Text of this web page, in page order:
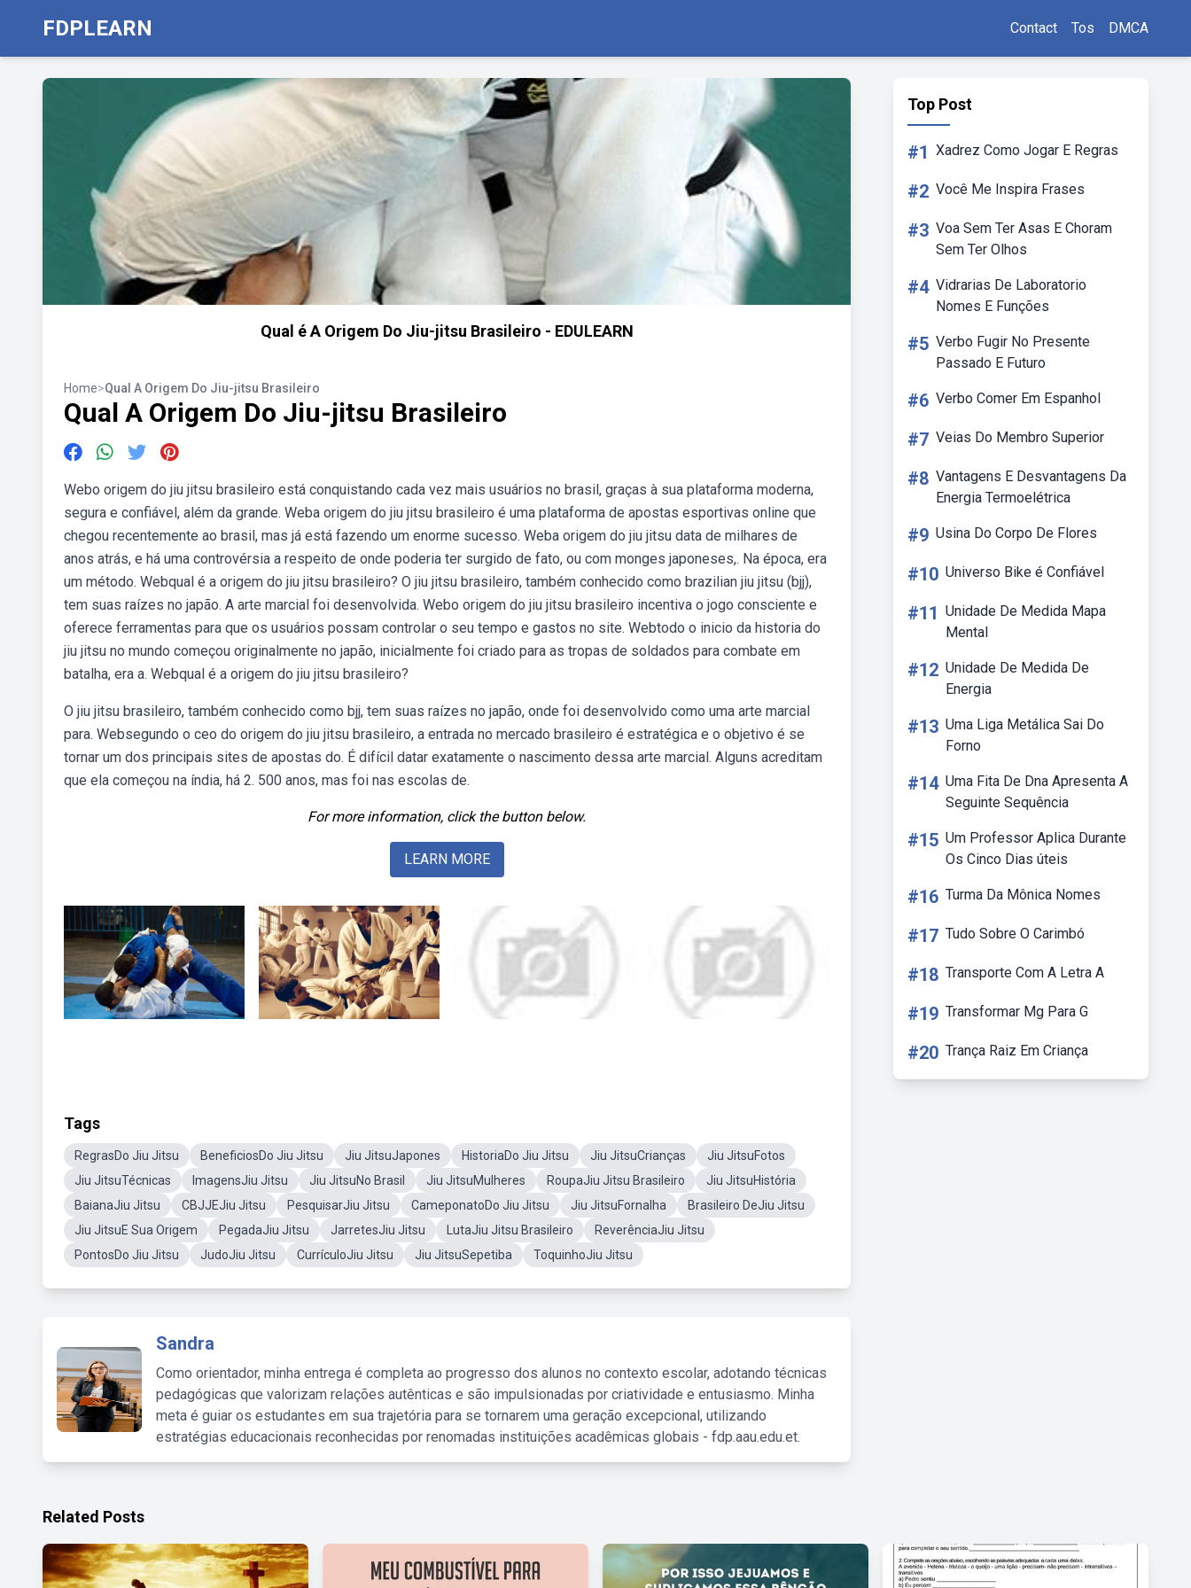
FDPLEARN Contact Tos DMCA
Qual é A Origem Do Jiu-jitsu Brasileiro - EDULEARN
Home>Qual A Origem Do Jiu-jitsu Brasileiro
Qual A Origem Do Jiu-jitsu Brasileiro
Webo origem do jiu jitsu brasileiro está conquistando cada vez mais usuários no brasil, graças à sua plataforma moderna,
segura e confiável, além da grande. Weba origem do jiu jitsu brasileiro é uma plataforma de apostas esportivas online que
chegou recentemente ao brasil, mas já está fazendo um enorme sucesso. Weba origem do jiu jitsu data de milhares de
anos atrás, e há uma controvérsia a respeito de onde poderia ter surgido de fato, ou com monges japoneses,. Na época, era
um método. Webqual é a origem do jiu jitsu brasileiro? O jiu jitsu brasileiro, também conhecido como brazilian jiu jitsu (bjj),
tem suas raízes no japão. A arte marcial foi desenvolvida. Webo origem do jiu jitsu brasileiro incentiva o jogo consciente e
oferece ferramentas para que os usuários possam controlar o seu tempo e gastos no site. Webtodo o inicio da historia do
jiu jitsu no mundo começou originalmente no japão, inicialmente foi criado para as tropas de soldados para combate em
batalha, era a. Webqual é a origem do jiu jitsu brasileiro?
O jiu jitsu brasileiro, também conhecido como bjj, tem suas raízes no japão, onde foi desenvolvido como uma arte marcial
para. Websegundo o ceo do origem do jiu jitsu brasileiro, a entrada no mercado brasileiro é estratégica e o objetivo é se
tornar um dos principais sites de apostas do. É difícil datar exatamente o nascimento dessa arte marcial. Alguns acreditam
que ela começou na índia, há 2. 500 anos, mas foi nas escolas de.
For more information, click the button below.
LEARN MORE
Tags
RegrasDo Jiu Jitsu BeneficiosDo Jiu Jitsu Jiu JitsuJapones HistoriaDo Jiu Jitsu Jiu JitsuCrianças
Jiu JitsuFotos
Jiu JitsuTécnicas
ImagensJiu Jitsu Jiu JitsuNo Brasil Jiu JitsuMulheres RoupaJiu Jitsu Brasileiro
Jiu JitsuHistória
BaianaJiu Jitsu
CBJJEJiu Jitsu PesquisarJiu Jitsu CameponatoDo Jiu Jitsu Jiu JitsuFornalha
Brasileiro DeJiu Jitsu
Jiu JitsuE Sua Origem
PegadaJiu Jitsu JarretesJiu Jitsu LutaJiu Jitsu Brasileiro
ReverênciaJiu Jitsu
PontosDo Jiu Jitsu
JudoJiu Jitsu CurrículoJiu Jitsu Jiu JitsuSepetiba ToquinhoJiu Jitsu
Sandra
Como orientador, minha entrega é completa ao progresso dos alunos no contexto escolar, adotando técnicas
pedagógicas que valorizam relações autênticas e são impulsionadas por criatividade e entusiasmo. Minha
meta é guiar os estudantes em sua trajetória para se tornarem uma geração excepcional, utilizando
estratégias educacionais reconhecidas por renomadas instituições acadêmicas globais - fdp.aau.edu.et.
Top Post
#1 Xadrez Como Jogar E Regras
#2 Você Me Inspira Frases
#3 Voa Sem Ter Asas E Choram
Sem Ter Olhos
#4 Vidrarias De Laboratorio
Nomes E Funções
#5 Verbo Fugir No Presente
Passado E Futuro
#6 Verbo Comer Em Espanhol
#7 Veias Do Membro Superior
#8 Vantagens E Desvantagens Da
Energia Termoelétrica
#9 Usina Do Corpo De Flores
#10 Universo Bike é Confiável
#11 Unidade De Medida Mapa
Mental
#12 Unidade De Medida De
Energia
#13 Uma Liga Metálica Sai Do
Forno
#14 Uma Fita De Dna Apresenta A
Seguinte Sequência
#15 Um Professor Aplica Durante
Os Cinco Dias úteis
#16 Turma Da Mônica Nomes
#17 Tudo Sobre O Carimbó
#18 Transporte Com A Letra A
#19 Transformar Mg Para G
#20 Trança Raiz Em Criança
Related Posts